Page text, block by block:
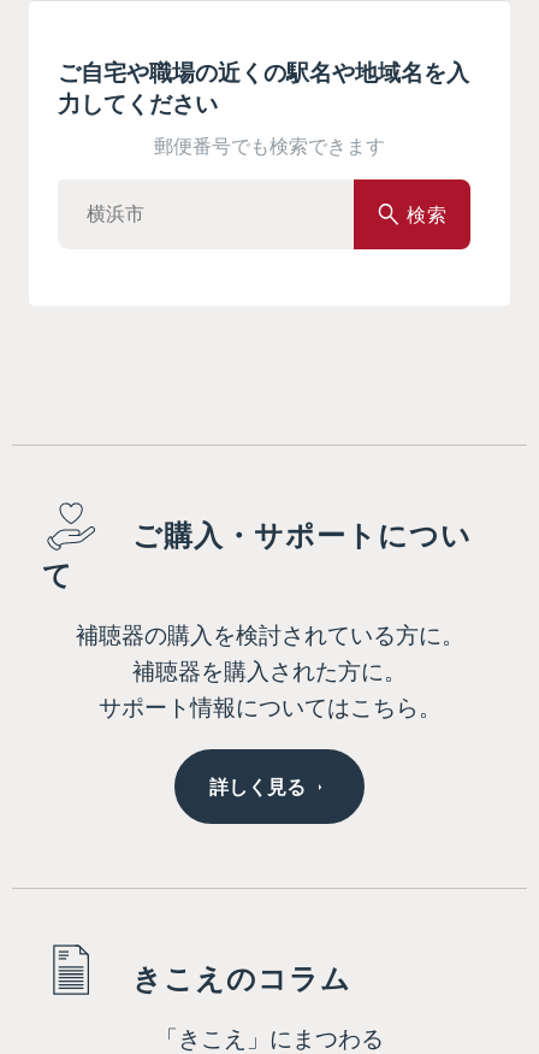
ご自宅や職場の近くの駅名や地域名を入
力してください
郵便番号でも検索できます
検索
ご購入・サポートについ
て
補聴器の購入を検討されている方に。
補聴器を購入された方に。
サポート情報についてはこちら。
詳しく見る
きこえのコラム
「きこえ」にまつわる